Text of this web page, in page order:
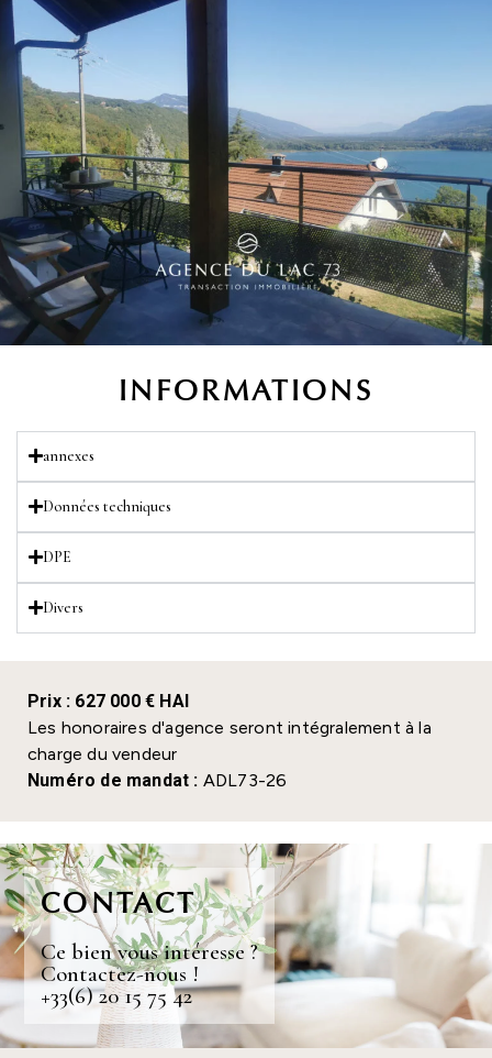
INFORMATIONS
annexes
Données techniques
DPE
Divers
Prix : 627 000 € HAI
Les honoraires d'agence seront intégralement à la
charge du vendeur
Numéro de mandat : ADL73-26
CONTACT
Ce bien vous intéresse ?
Contactez-nous !
+33(6) 20 15 75 42